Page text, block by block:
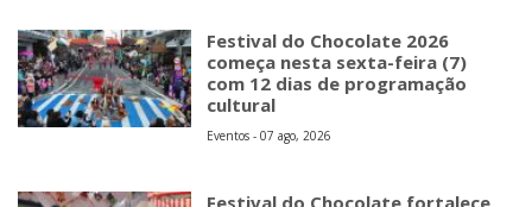
Festival do Chocolate 2026
começa nesta sexta-feira (7)
com 12 dias de programação
cultural
Eventos - 07 ago, 2026